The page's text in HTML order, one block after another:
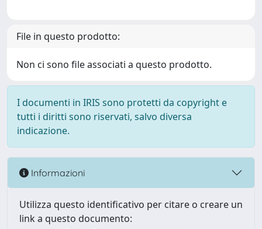
File in questo prodotto:
Non ci sono file associati a questo prodotto.
I documenti in IRIS sono protetti da copyright e
tutti i diritti sono riservati, salvo diversa
indicazione.
Informazioni
Utilizza questo identificativo per citare o creare un
link a questo documento: